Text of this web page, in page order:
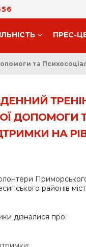
ПРЕС-
та
ДОПОМОГИ
НА
районів
дізналися про: